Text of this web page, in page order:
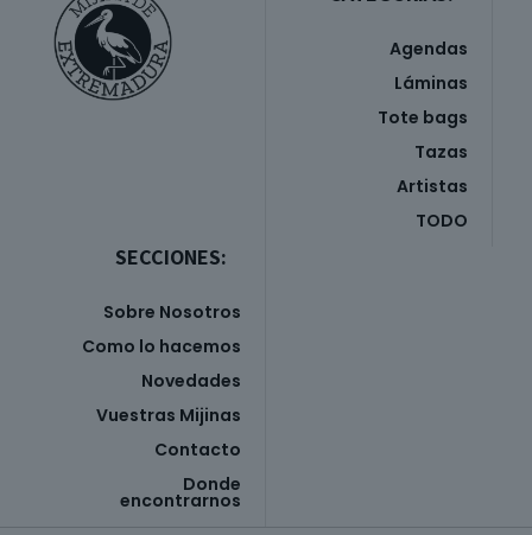
Agendas
Láminas
Tote bags
Tazas
Artistas
TODO
SECCIONES:
Sobre Nosotros
Como lo hacemos
Novedades
Vuestras Mijinas
Contacto
Donde
encontrarnos